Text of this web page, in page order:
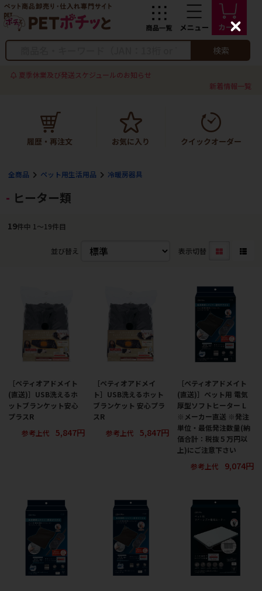
検索
夏季休業及び発送スケジュールのお知らせ
新着情報一覧
全商品 ペット用生活用品 冷暖房器具
ヒーター類
19件中 1〜19件目
並び替え 表示切替
［ペティオアドメイト
(直送)］USB洗えるホ
ットブランケット安心
プラスR
参考上代
5,847円
［ペティオアドメイ
ト］USB洗えるホット
ブランケット 安心プラ
スR
参考上代
5,847円
［ペティオアドメイト
(直送)］ペット用 電気
厚型ソフトヒーター L
※メーカー直送 ※発注
単位・最低発注数量(納
価合計：税抜５万円以
上)にご注意下さい
参考上代
9,074円
C
l
s